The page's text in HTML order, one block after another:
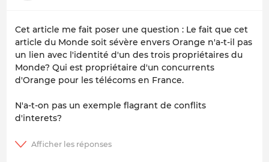
Cet article me fait poser une question : Le fait que cet
article du Monde soit sévère envers Orange n'a-t-il pas
un lien avec l'identité d'un des trois propriétaires du
Monde? Qui est propriétaire d'un concurrents
d'Orange pour les télécoms en France.
N'a-t-on pas un exemple flagrant de conflits
d'interets?